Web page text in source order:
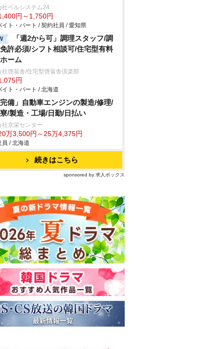
社ベルシステム24
円～1,750円
イト・パート / 契約社員 / 愛知県
「週2から可」調理スタッフ/調
許必須/シフト相談可/住宅型有料
ーム
社啓翁舎/住宅型啓翁舎倶楽部
円
イト・パート / 北海道
完備」自動車エンジンの製造/修理/
/製造・工場/日勤/日払い
社京栄センター
万3,500円～25万4,375円
員 / 北海道
続きはこちら
sponsored by 求人ボックス